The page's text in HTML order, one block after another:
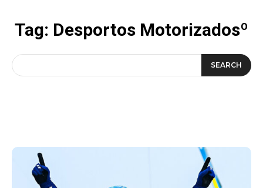
Tag: Desportos Motorizadosº
SEARCH